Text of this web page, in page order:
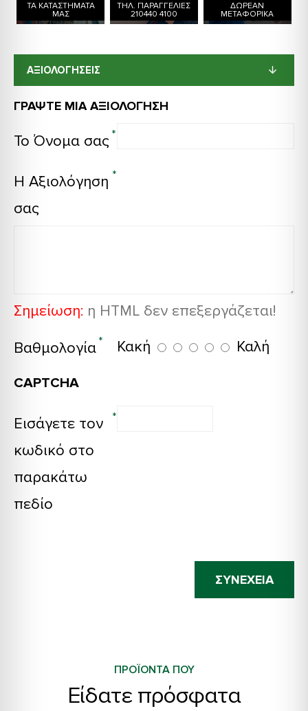
ΤΑ ΚΑΤΑΣΤΗΜΑΤΑ
ΜΑΣ
ΤΗΛ. ΠΑΡΑΓΓΕΛΙΕΣ
210440 4100
ΔΩΡΕΑΝ
ΜΕΤΑΦΟΡΙΚΑ
ΑΞΙΟΛΟΓΗΣΕΙΣ
ΓΡΆΨΤΕ ΜΙΑ ΑΞΙΟΛΌΓΗΣΗ
Το Όνομα σας
Η Αξιολόγηση
σας
Σημείωση: η HTML δεν επεξεργάζεται!
Βαθμολογία
Κακή Καλή
CAPTCHA
Εισάγετε τον
κωδικό στο
παρακάτω
πεδίο
ΣΥΝΈΧΕΙΑ
ΠΡΟΪΟΝΤΑ ΠΟΥ
Είδατε πρόσφατα